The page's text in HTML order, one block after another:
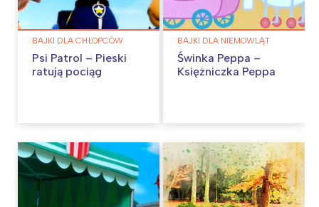
BAJKI DLA CHŁOPCÓW
Psi Patrol – Pieski
ratują pociąg
BAJKI DLA NIEMOWLĄT
Świnka Peppa –
Księżniczka Peppa